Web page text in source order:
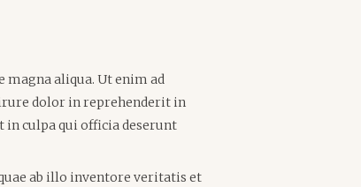
aliqua. Ut enim ad
dolor in reprehenderit in
in culpa qui officia deserunt
ab illo inventore veritatis et